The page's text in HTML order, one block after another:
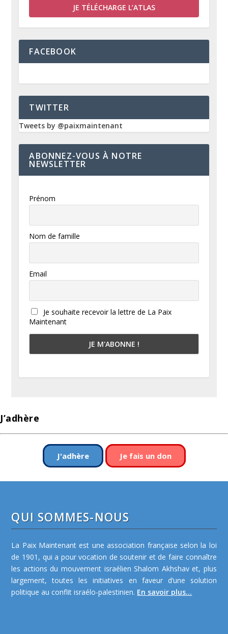
JE TÉLÉCHARGE L’ATLAS
FACEBOOK
TWITTER
Tweets by @paixmaintenant
ABONNEZ-VOUS À NOTRE
NEWSLETTER
Prénom
Nom de famille
Email
Je souhaite recevoir la lettre de La Paix
Maintenant
J’adhère
J'adhère Je fais un don
QUI SOMMES-NOUS
La Paix Maintenant est une association française selon la loi
de 1901, qui a pour vocation de soutenir et de faire connaître
les actions du mouvement israélien Shalom Akhshav et, plus
largement, toutes les initiatives en faveur d’une solution
politique au conflit israélo-palestinien. En savoir plus...